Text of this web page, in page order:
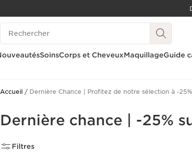
ALLER AU CONTENU
CONSULTER LE PIED DE PAGE
OUTIL D'ACCESSIBILITÉ
Historique des recherches
SoinsCorps et CheveuxMaquillageGuide
Accueil Dernière Chance | Profitez de notre sélection à -25%
Dernière chance | -25%
Filtres